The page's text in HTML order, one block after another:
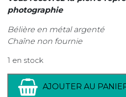
photographie
Bélière en métal argenté
Chaîne non fournie
1 en stock
AJOUTER AU